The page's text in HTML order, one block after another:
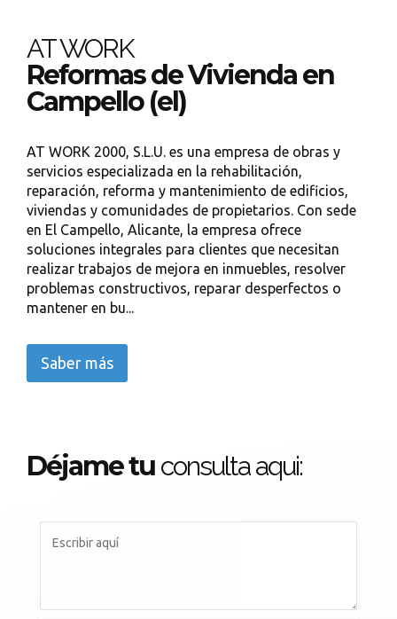
AT WORK
Reformas de Vivienda en
Campello (el)
AT WORK 2000, S.L.U. es una empresa de obras y
servicios especializada en la rehabilitación,
reparación, reforma y mantenimiento de edificios,
viviendas y comunidades de propietarios. Con sede
en El Campello, Alicante, la empresa ofrece
soluciones integrales para clientes que necesitan
realizar trabajos de mejora en inmuebles, resolver
problemas constructivos, reparar desperfectos o
mantener en bu...
Saber más
Déjame tu consulta aqui: